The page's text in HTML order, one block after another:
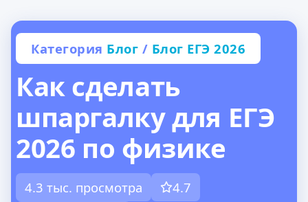
Категория Блог / Блог ЕГЭ 2026
Как сделать
шпаргалку для ЕГЭ
2026 по физике
4.3 тыс. просмотра
4.7